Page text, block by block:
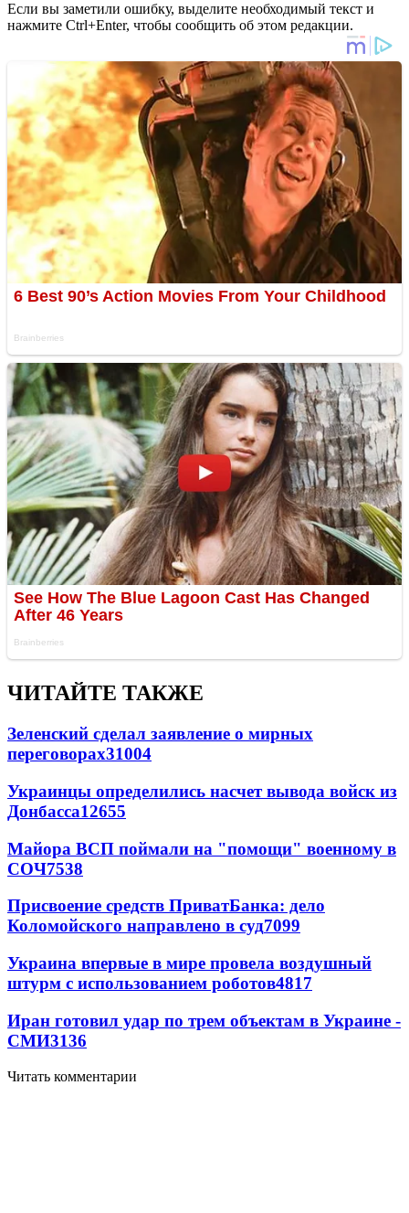
Если вы заметили ошибку, выделите необходимый текст и
нажмите Ctrl+Enter, чтобы сообщить об этом редакции.
ЧИТАЙТЕ ТАКЖЕ
Зеленский сделал заявление о мирных
переговорах31004
Украинцы определились насчет вывода войск из
Донбасса12655
Майора ВСП поймали на "помощи" военному в
СОЧ7538
Присвоение средств ПриватБанка: дело
Коломойского направлено в суд7099
Украина впервые в мире провела воздушный
штурм с использованием роботов4817
Иран готовил удар по трем объектам в Украине -
СМИ3136
Читать комментарии